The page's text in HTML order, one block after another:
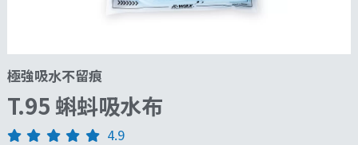
極強吸水不留痕
T.95 蝌蚪吸水布
4.9